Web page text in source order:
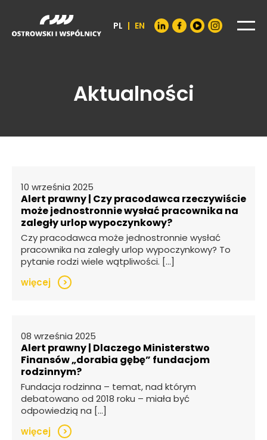
PL | EN
Aktualności
10 września 2025
Alert prawny | Czy pracodawca rzeczywiście
może jednostronnie wysłać pracownika na
zaległy urlop wypoczynkowy?
Czy pracodawca może jednostronnie wysłać
pracownika na zaległy urlop wypoczynkowy? To
pytanie rodzi wiele wątpliwości. […]
więcej
>
08 września 2025
Alert prawny | Dlaczego Ministerstwo
Finansów „dorabia gębę” fundacjom
rodzinnym?
Fundacja rodzinna – temat, nad którym
debatowano od 2018 roku – miała być
odpowiedzią na […]
więcej
>